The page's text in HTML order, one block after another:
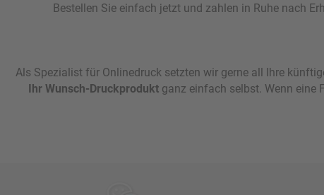
Bestellen Sie einfach jetzt und zahlen in Ruhe nach
Als Spezialist für Onlinedruck setzten wir gerne all Ihre
Ihr Wunsch-Druckprodukt ganz einfach selbst. Wenn eine